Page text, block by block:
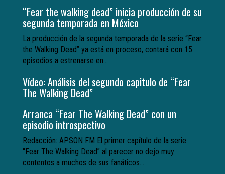
“Fear the walking dead” inicia producción de su
segunda temporada en México
La producción de la segunda temporada de la serie “Fear
the Walking Dead” ya está en proceso, contará con 15
episodios a estrenarse en...
Vídeo: Análisis del segundo capitulo de “Fear
The Walking Dead”
Arranca “Fear The Walking Dead” con un
episodio introspectivo
Redacción: APSON FM El primer capítulo de la serie
“Fear The Walking Dead” al parecer no dejo muy
contentos a muchos de sus fanáticos...